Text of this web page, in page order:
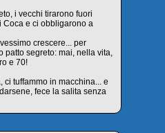
i vecchi tirarono fuori
Coca e ci obbligarono a
crescere... per
patto segreto: mai, nella vita,
e 70!
ci tuffammo in macchina... e
fece la salita senza